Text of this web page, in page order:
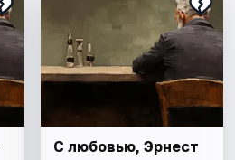
С любовью, Эрнест